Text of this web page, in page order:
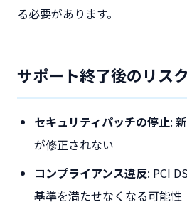
る必要があります。
サポート終了後のリスク
セキュリティパッチの停止:
が修正されない
コンプライアンス違反: PCI
基準を満たせなくなる可能性